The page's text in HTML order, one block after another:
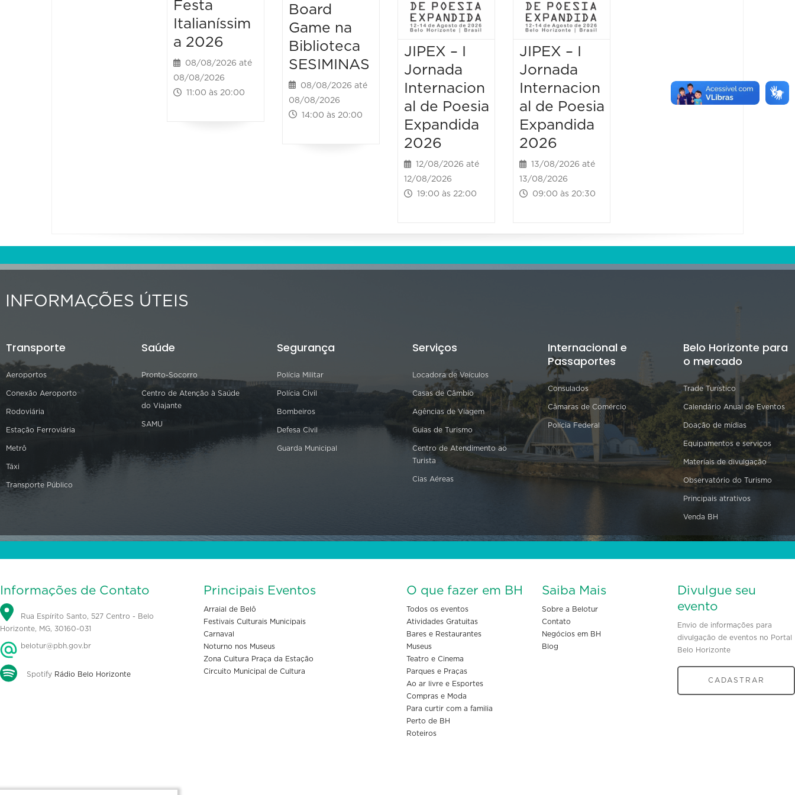
Festa
Italianíssim
a 2026
08/08/2026 até
08/08/2026
11:00 às 20:00
Board
Game na
Biblioteca
SESIMINAS
08/08/2026 até
08/08/2026
14:00 às 20:00
JIPEX – I
Jornada
Internacion
al de Poesia
Expandida
2026
12/08/2026 até
12/08/2026
19:00 às 22:00
JIPEX – I
Jornada
Internacion
al de Poesia
Expandida
2026
13/08/2026 até
13/08/2026
09:00 às 20:30
Internacion
al de Poesia
18:30
INFORMAÇÕES ÚTEIS
Transporte
Aeroportos
Conexão Aeroporto
Rodoviária
Estação Ferroviária
Metrô
Táxi
Transporte Público
Saúde
Pronto-Socorro
Centro de Atenção à Saúde
do Viajante
SAMU
Segurança
Polícia Militar
Polícia Civil
Bombeiros
Defesa Civil
Guarda Municipal
Serviços
Locadora de Veículos
Casas de Câmbio
Agências de Viagem
Guias de Turismo
Centro de Atendimento ao
Turista
Cias Aéreas
Internacional e
Passaportes
Consulados
Câmaras de Comércio
Polícia Federal
Belo Horizonte para
o mercado
Trade Turístico
Calendário Anual de Eventos
Doação de mídias
Equipamentos e serviços
Materiais de divulgação
Observatório do Turismo
Principais atrativos
Venda BH
Informações de Contato
Rua Espírito Santo, 527 Centro - Belo
Horizonte, MG, 30160-031
belotur@pbh.gov.br
Spotify Rádio Belo Horizonte
Principais Eventos
Arraial de Belô
Festivais Culturais Municipais
Carnaval
Noturno nos Museus
Zona Cultura Praça da Estação
Circuito Municipal de Cultura
O que fazer em BH
Todos os eventos
Atividades Gratuitas
Bares e Restaurantes
Museus
Teatro e Cinema
Parques e Praças
Ao ar livre e Esportes
Compras e Moda
Para curtir com a familia
Perto de BH
Roteiros
Saiba Mais
Sobre a Belotur
Contato
Negócios em BH
Blog
Divulgue seu
evento
Envio de informações para
divulgação de eventos no Portal
Belo Horizonte
CADASTRAR